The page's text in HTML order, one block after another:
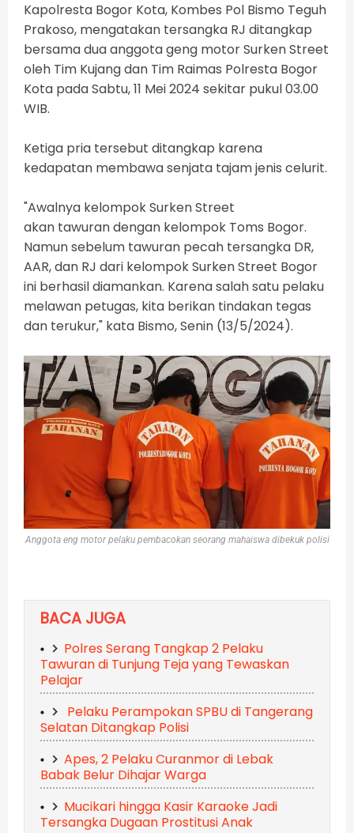
Kapolresta Bogor Kota, Kombes Pol Bismo Teguh
Prakoso, mengatakan tersangka RJ ditangkap
bersama dua anggota geng motor Surken Street
oleh Tim Kujang dan Tim Raimas Polresta Bogor
Kota pada Sabtu, 11 Mei 2024 sekitar pukul 03.00
WIB.
Ketiga pria tersebut ditangkap karena
kedapatan membawa senjata tajam jenis celurit.
"Awalnya kelompok Surken Street
akan tawuran dengan kelompok Toms Bogor.
Namun sebelum tawuran pecah tersangka DR,
AAR, dan RJ dari kelompok Surken Street Bogor
ini berhasil diamankan. Karena salah satu pelaku
melawan petugas, kita berikan tindakan tegas
dan terukur," kata Bismo, Senin (13/5/2024).
Anggota eng motor pelaku pembacokan seorang mahaiswa dibekuk polisi
BACA JUGA
Polres Serang Tangkap 2 Pelaku
Tawuran di Tunjung Teja yang Tewaskan
Pelajar
Pelaku Perampokan SPBU di Tangerang
Selatan Ditangkap Polisi
Apes, 2 Pelaku Curanmor di Lebak
Babak Belur Dihajar Warga
Mucikari hingga Kasir Karaoke Jadi
Tersangka Dugaan Prostitusi Anak